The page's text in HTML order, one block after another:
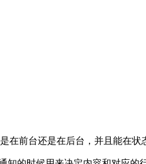
在前台还是在后台，并且能在状